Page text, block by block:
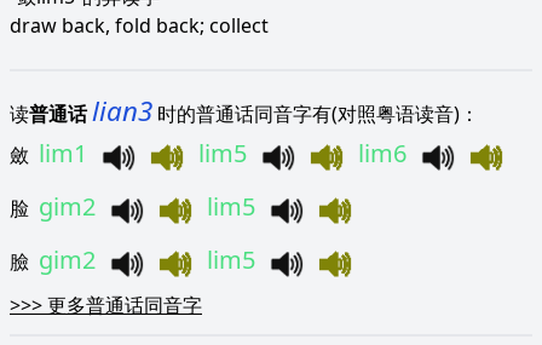
draw back, fold back; collect
读普通话lian3 时的普通话同音字有(对照粤语读音)：
斂 lim1 lim5 lim6
脸 gim2 lim5
臉 gim2 lim5
>>>更多普通话同音字